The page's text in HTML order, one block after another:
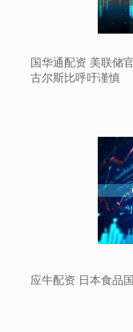
国华通配资 美联储
古尔斯比呼吁谨慎
应牛配资 日本食品